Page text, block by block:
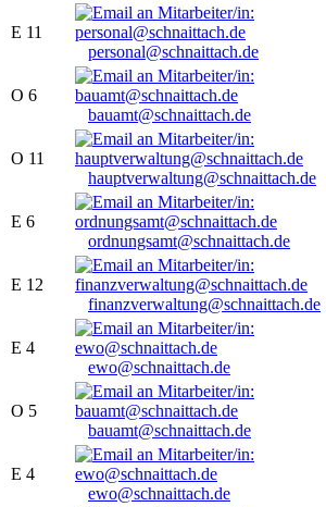
E 11
personal@schnaittach.de
O 6
bauamt@schnaittach.de
O 11
hauptverwaltung@schnaittach.de
E 6
ordnungsamt@schnaittach.de
E 12
finanzverwaltung@schnaittach.de
E 4
ewo@schnaittach.de
O 5
bauamt@schnaittach.de
E 4
ewo@schnaittach.de